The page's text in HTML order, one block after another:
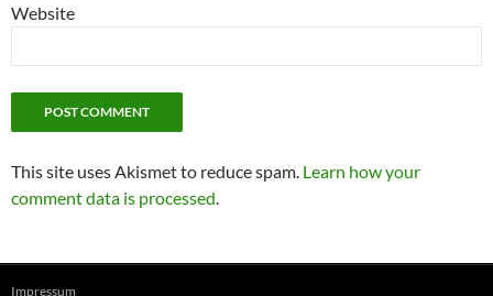
Website
This site uses Akismet to reduce spam. Learn how your
comment data is processed.
Impressum